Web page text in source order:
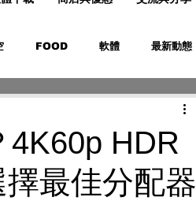
FOOD 軟體 最新動態
4K60p HDR
最佳分配器